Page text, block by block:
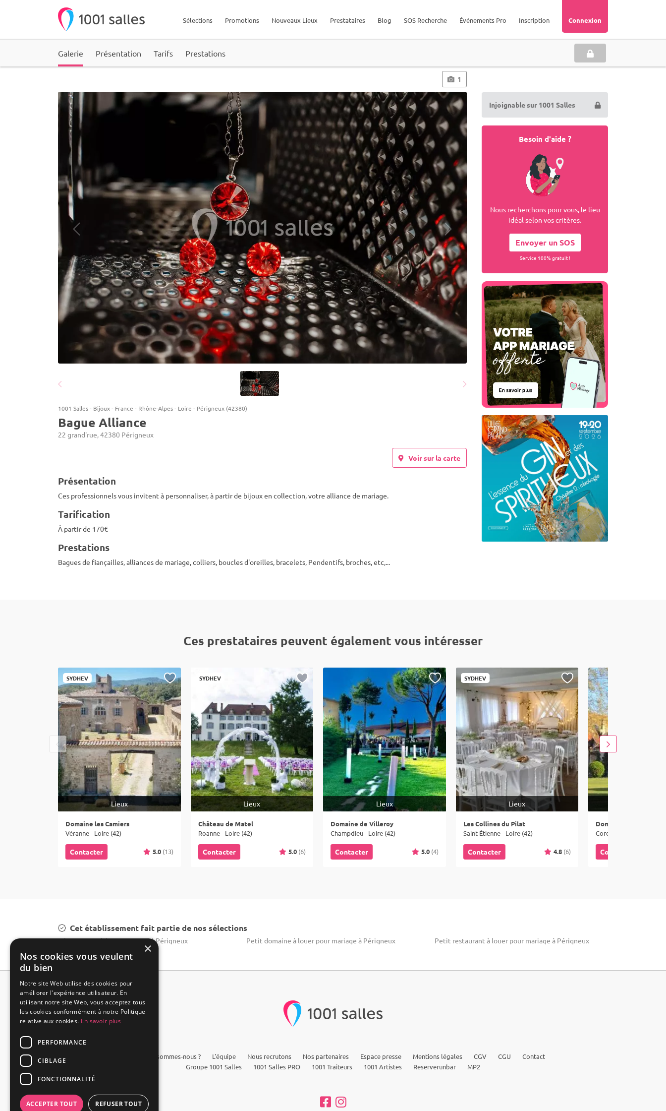
Connexion
Inscription
Événements Pro
SOS Recherche
Blog
Prestataires
Nouveaux Lieux
Promotions
Sélections
Galerie Présentation Tarifs Prestations
1
1001 Salles- Bijoux- France - Rhône-Alpes- Loire - Périgneux (42380)
Bague Alliance
22 grand'rue, 42380 Périgneux
Voir sur la carte
Présentation
Ces professionnels vous invitent à personnaliser, à partir de bijoux en collection, votre alliance de mariage.
Tarification
À partir de 170€
Prestations
Bagues de fiançailles, alliances de mariage, colliers, boucles d'oreilles, bracelets, Pendentifs, broches, etc,...
Injoignable sur 1001 Salles
Besoin d'aide ?
Nous recherchons pour vous, le lieu
idéal selon vos critères.
Envoyer un SOS
Service 100% gratuit !
Ces prestataires peuvent également vous intéresser
SYDHEV
Lieux
Domaine les Camiers
Véranne - Loire (42)
Contacter 5.0 (13)
SYDHEV
Lieux
Château de Matel
Roanne - Loire (42)
Contacter 5.0 (6)
Lieux
Domaine de Villeroy
Champdieu - Loire (42)
Contacter 5.0 (4)
SYDHEV
Lieux
Les Collines du Pilat
Saint-Étienne - Loire (42)
Contacter 4.8 (6)
Domaine des Grands
Cordelle - Loire (42)
Contacter
Cet établissement fait partie de nos sélections
Réservation château mariage à Périgneux Petit domaine à louer pour mariage à Périgneux Petit restaurant à louer pour mariage à Périgneux
Qui sommes-nous ? L'équipe Nous recrutons Nos partenaires Espace presse Mentions légales CGV CGU
Contact
Groupe 1001 Salles
1001 Salles PRO 1001 Traiteurs 1001 Artistes Reserverunbar MP2
×
Nos cookies vous veulent
du bien
Notre site Web utilise des cookies pour
améliorer l'expérience utilisateur. En
utilisant notre site Web, vous acceptez tous
les cookies conformément à notre Politique
relative aux cookies. En savoir plus
PERFORMANCE
CIBLAGE
FONCTIONNALITÉ
ACCEPTER TOUT REFUSER TOUT